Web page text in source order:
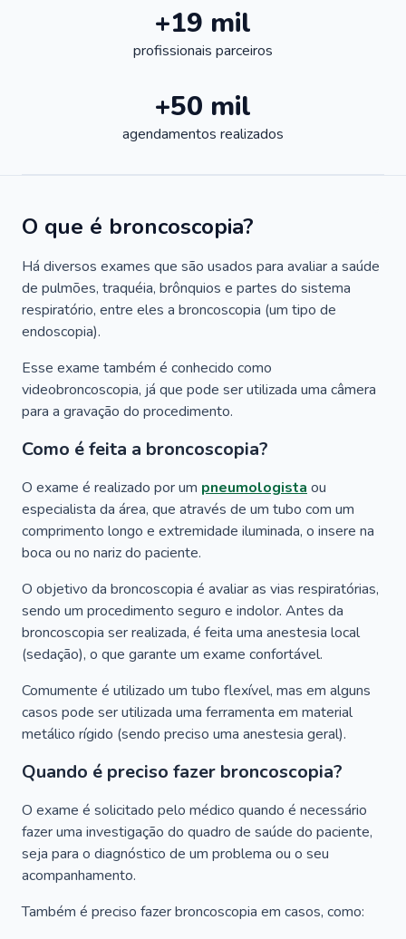
+19 mil
profissionais parceiros
+50 mil
agendamentos realizados
O que é broncoscopia?
Há diversos exames que são usados para avaliar a saúde
de pulmões, traquéia, brônquios e partes do sistema
respiratório, entre eles a broncoscopia (um tipo de
endoscopia).
Esse exame também é conhecido como
videobroncoscopia, já que pode ser utilizada uma câmera
para a gravação do procedimento.
Como é feita a broncoscopia?
O exame é realizado por um pneumologista ou
especialista da área, que através de um tubo com um
comprimento longo e extremidade iluminada, o insere na
boca ou no nariz do paciente.
O objetivo da broncoscopia é avaliar as vias respiratórias,
sendo um procedimento seguro e indolor. Antes da
broncoscopia ser realizada, é feita uma anestesia local
(sedação), o que garante um exame confortável.
Comumente é utilizado um tubo flexível, mas em alguns
casos pode ser utilizada uma ferramenta em material
metálico rígido (sendo preciso uma anestesia geral).
Quando é preciso fazer broncoscopia?
O exame é solicitado pelo médico quando é necessário
fazer uma investigação do quadro de saúde do paciente,
seja para o diagnóstico de um problema ou o seu
acompanhamento.
Também é preciso fazer broncoscopia em casos, como: